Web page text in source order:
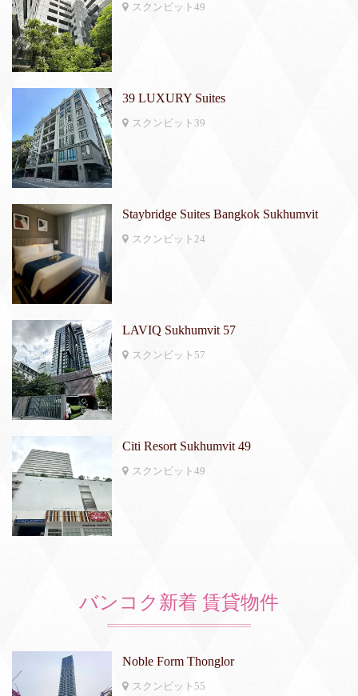
スクンビット49
39 LUXURY Suites
スクンビット39
Staybridge Suites Bangkok Sukhumvit
スクンビット24
LAVIQ Sukhumvit 57
スクンビット57
Citi Resort Sukhumvit 49
スクンビット49
バンコク新着 賃貸物件
Noble Form Thonglor
スクンビット55